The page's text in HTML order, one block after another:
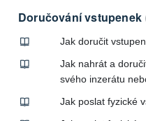
Doručování vstupenek
Jak doručit
Jak nahrát a
svého inzerátu
Jak poslat fyzické